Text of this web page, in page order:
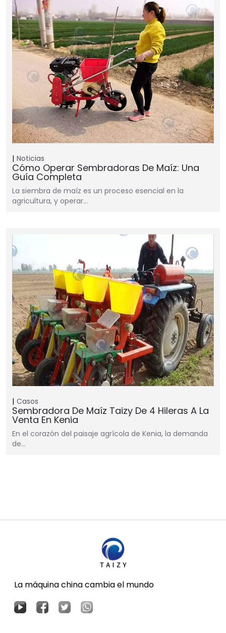
Noticias
Cómo Operar Sembradoras De Maíz: Una
Guía Completa
La siembra de maíz es un proceso esencial en la
agricultura, y operar…
Casos
Sembradora De Maíz Taizy De 4 Hileras A La
Venta En Kenia
En el corazón del paisaje agrícola de Kenia, la demanda
de…
La máquina china cambia el mundo